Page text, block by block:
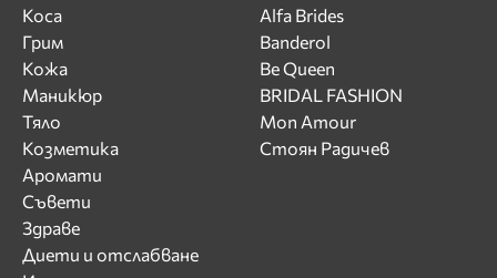
Коса
Грим
Кожа
Маникюр
Тяло
Козметика
Аромати
Съвети
Здраве
Диети и отслабване
Alfa Brides
Banderol
Be Queen
BRIDAL FASHION
Mon Amour
Стоян Радичев